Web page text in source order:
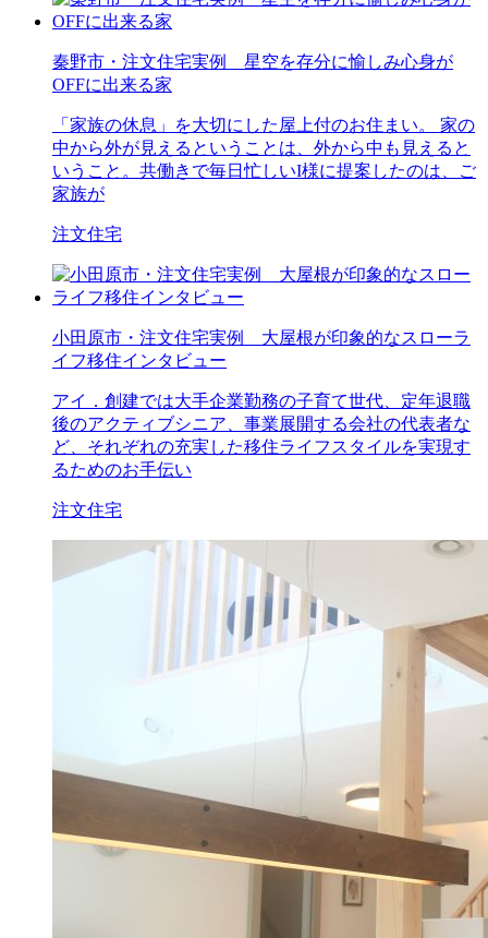
秦野市・注文住宅実例 星空を存分に愉しみ心身が
OFFに出来る家
「家族の休息」を大切にした屋上付のお住まい。 家の
中から外が見えるということは、外から中も見えると
いうこと。共働きで毎日忙しいI様に提案したのは、ご
家族が
注文住宅
小田原市・注文住宅実例 大屋根が印象的なスローラ
イフ移住インタビュー
アイ．創建では大手企業勤務の子育て世代、定年退職
後のアクティブシニア、事業展開する会社の代表者な
ど、それぞれの充実した移住ライフスタイルを実現す
るためのお手伝い
注文住宅